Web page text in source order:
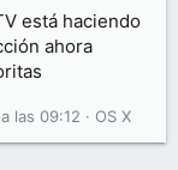
está haciendo
ahora
OS X
las 09:12